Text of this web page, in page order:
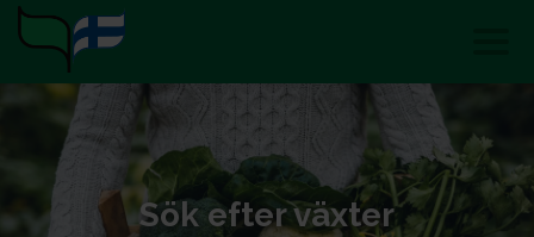
Sök efter växter